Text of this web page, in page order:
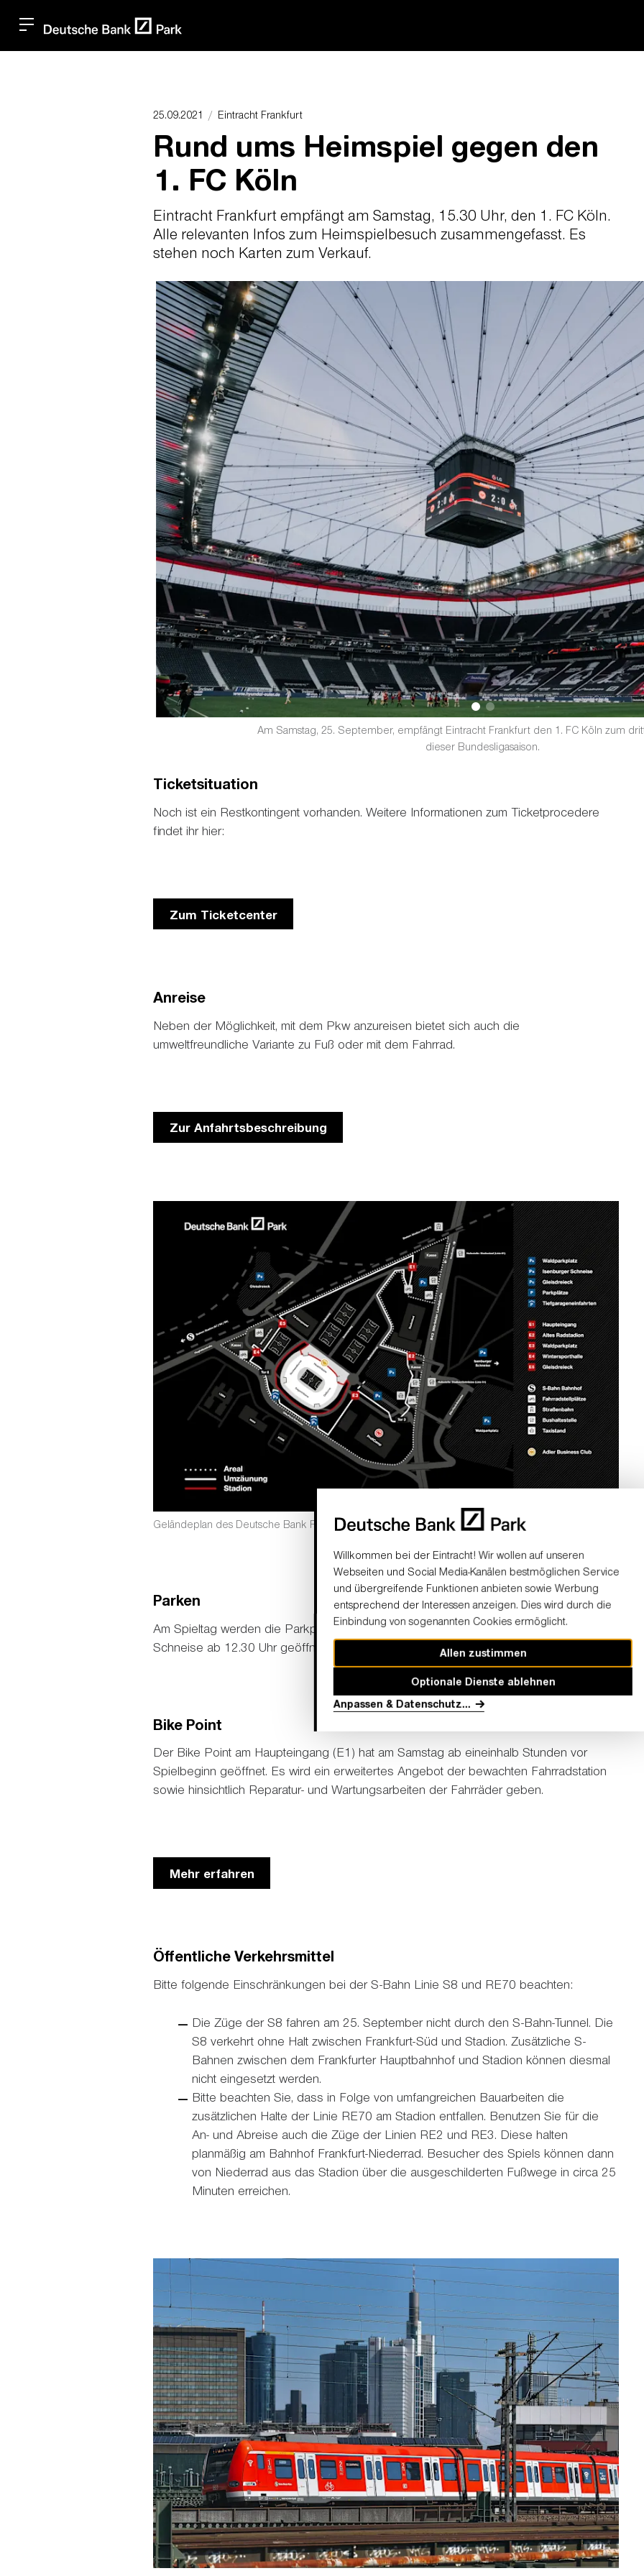
25.09.2021 Eintracht Frankfurt
Rund ums Heimspiel gegen den
1. FC Köln
Eintracht Frankfurt empfängt am Samstag, 15.30 Uhr, den 1. FC Köln.
Alle relevanten Infos zum Heimspielbesuch zusammengefasst. Es
stehen noch Karten zum Verkauf.
Am Samstag, 25. September, empfängt Eintracht Frankfurt den 1. FC Köln zum
dieser Bundesligasaison.
Ticketsituation
Noch ist ein Restkontingent vorhanden. Weitere Informationen zum Ticketprocedere
findet ihr hier:
Zum Ticketcenter
Anreise
Neben der Möglichkeit, mit dem Pkw anzureisen bietet sich auch die
umweltfreundliche Variante zu Fuß oder mit dem Fahrrad.
Zur Anfahrtsbeschreibung
Geländeplan des Deutsche Bank Park.
Parken
Am Spieltag werden die Parkplätze Gleisdreieck, Waldparkplatz und Isenburger
Schneise ab 12.30 Uhr geöffnet sein. Die Parkgebühr beträgt sechs Euro pro Pkw.
Bike Point
Der Bike Point am Haupteingang (E1) hat am Samstag ab eineinhalb Stunden vor
Spielbeginn geöffnet. Es wird ein erweitertes Angebot der bewachten Fahrradstation
sowie hinsichtlich Reparatur- und Wartungsarbeiten der Fahrräder geben.
Mehr erfahren
Öffentliche Verkehrsmittel
Bitte folgende Einschränkungen bei der S-Bahn Linie S8 und RE70 beachten:
Die Züge der S8 fahren am 25. September nicht durch den S-Bahn-Tunnel. Die
S8 verkehrt ohne Halt zwischen Frankfurt-Süd und Stadion. Zusätzliche S-
Bahnen zwischen dem Frankfurter Hauptbahnhof und Stadion können diesmal
nicht eingesetzt werden.
Bitte beachten Sie, dass in Folge von umfangreichen Bauarbeiten die
zusätzlichen Halte der Linie RE70 am Stadion entfallen. Benutzen Sie für die
An- und Abreise auch die Züge der Linien RE2 und RE3. Diese halten
planmäßig am Bahnhof Frankfurt-Niederrad. Besucher des Spiels können dann
von Niederrad aus das Stadion über die ausgeschilderten Fußwege in circa 25
Minuten erreichen.
Willkommen bei der Eintracht! Wir wollen auf unseren
Webseiten und Social Media-Kanälen bestmöglichen Service
und übergreifende Funktionen anbieten sowie Werbung
entsprechend der Interessen anzeigen. Dies wird durch die
Einbindung von sogenannten Cookies ermöglicht.
Allen zustimmen
Optionale Dienste ablehnen
Anpassen & Datenschutz...